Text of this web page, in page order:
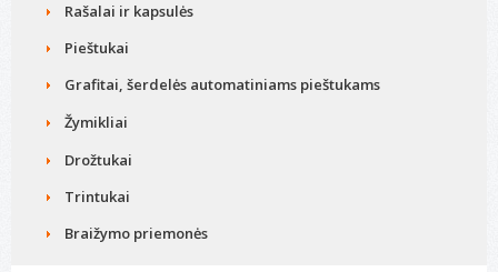
Rašalai ir kapsulės
Pieštukai
Grafitai, šerdelės automatiniams pieštukams
Žymikliai
Drožtukai
Trintukai
Braižymo priemonės